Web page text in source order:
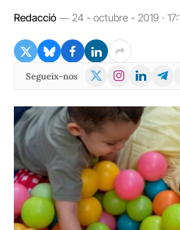
Redacció 24 - octubre - 2019 ·
Segueix-nos
X
Instagram
LinkedIn